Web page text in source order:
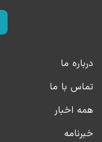
درباره ما
تماس با ما
همه اخبار
خبرنامه